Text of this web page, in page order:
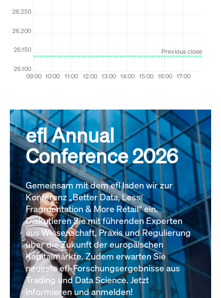
efl Annual
Conference 2026
Gemeinsam mit dem efl laden wir zur
Konferenz „Better Data, Less
Fragmentation & More Retail“ ein.
Diskutieren Sie mit führenden Experten
aus Wissenschaft, Praxis und Regulierung
über die Zukunft der europäischen
Kapitalmärkte. Zudem erwarten Sie
neueste efl-Forschungsergebnisse aus
Trading und Data Science. Jetzt
informieren und anmelden!